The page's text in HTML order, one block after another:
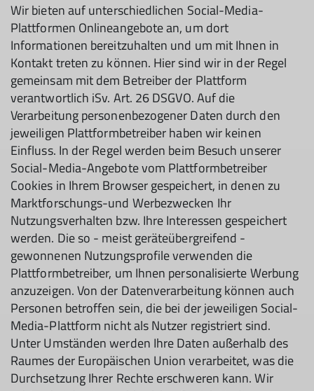
Wir bieten auf unterschiedlichen Social-Media-
Plattformen Onlineangebote an, um dort
Informationen bereitzuhalten und um mit Ihnen in
Kontakt treten zu können. Hier sind wir in der Regel
gemeinsam mit dem Betreiber der Plattform
verantwortlich iSv. Art. 26 DSGVO. Auf die
Verarbeitung personenbezogener Daten durch den
jeweiligen Plattformbetreiber haben wir keinen
Einfluss. In der Regel werden beim Besuch unserer
Social-Media-Angebote vom Plattformbetreiber
Cookies in Ihrem Browser gespeichert, in denen zu
Marktforschungs-und Werbezwecken Ihr
Nutzungsverhalten bzw. Ihre Interessen gespeichert
werden. Die so - meist geräteübergreifend -
gewonnenen Nutzungsprofile verwenden die
Plattformbetreiber, um Ihnen personalisierte Werbung
anzuzeigen. Von der Datenverarbeitung können auch
Personen betroffen sein, die bei der jeweiligen Social-
Media-Plattform nicht als Nutzer registriert sind.
Unter Umständen werden Ihre Daten außerhalb des
Raumes der Europäischen Union verarbeitet, was die
Durchsetzung Ihrer Rechte erschweren kann. Wir